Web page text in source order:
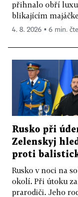
přihnalo obří
blikajícím
4. 8. 2026 ▪ 6 min.
Rusko při
Zelenskyj
proti
Rusko v noci na
okolí. Při útoku
prarodiči. Jeho